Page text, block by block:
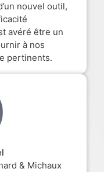
nouvel outil,
avéré être un
à nos
pertinents.
& Michaux